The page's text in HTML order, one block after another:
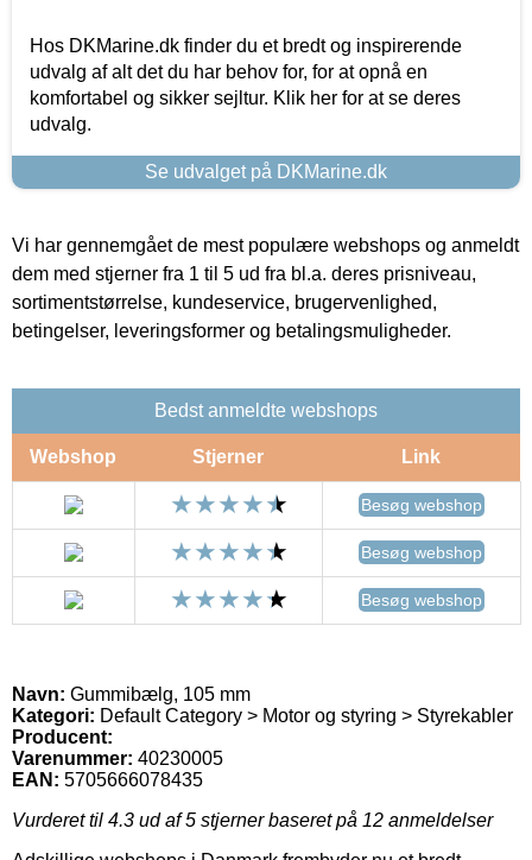
Hos DKMarine.dk finder du et bredt og inspirerende
udvalg af alt det du har behov for, for at opnå en
komfortabel og sikker sejltur. Klik her for at se deres
udvalg.
Se udvalget på DKMarine.dk
Vi har gennemgået de mest populære webshops og anmeldt
dem med stjerner fra 1 til 5 ud fra bl.a. deres prisniveau,
sortimentstørrelse, kundeservice, brugervenlighed,
betingelser, leveringsformer og betalingsmuligheder.
Bedst anmeldte webshops
Webshop Stjerner Link
Besøg webshop
Besøg webshop
Besøg webshop
Navn: Gummibælg, 105 mm
Kategori: Default Category > Motor og styring > Styrekabler
Producent:
Varenummer: 40230005
EAN: 5705666078435
Vurderet til 4.3 ud af 5 stjerner baseret på 12 anmeldelser